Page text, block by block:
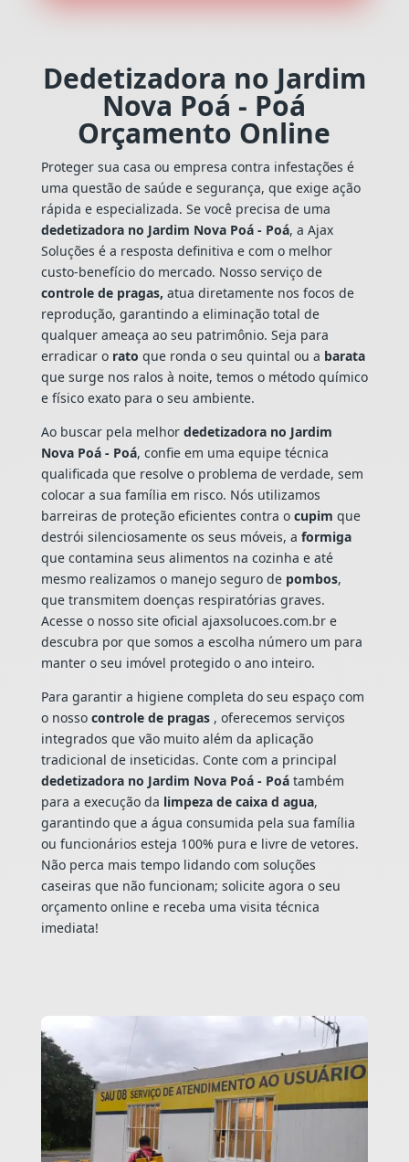
Dedetizadora no Jardim
Nova Poá - Poá
Orçamento Online
Proteger sua casa ou empresa contra infestações é
uma questão de saúde e segurança, que exige ação
rápida e especializada. Se você precisa de uma
dedetizadora no Jardim Nova Poá - Poá, a Ajax
Soluções é a resposta definitiva e com o melhor
custo-benefício do mercado. Nosso serviço de
controle de pragas, atua diretamente nos focos de
reprodução, garantindo a eliminação total de
qualquer ameaça ao seu patrimônio. Seja para
erradicar o rato que ronda o seu quintal ou a barata
que surge nos ralos à noite, temos o método químico
e físico exato para o seu ambiente.
Ao buscar pela melhor dedetizadora no Jardim
Nova Poá - Poá, confie em uma equipe técnica
qualificada que resolve o problema de verdade, sem
colocar a sua família em risco. Nós utilizamos
barreiras de proteção eficientes contra o cupim que
destrói silenciosamente os seus móveis, a formiga
que contamina seus alimentos na cozinha e até
mesmo realizamos o manejo seguro de pombos,
que transmitem doenças respiratórias graves.
Acesse o nosso site oficial ajaxsolucoes.com.br e
descubra por que somos a escolha número um para
manter o seu imóvel protegido o ano inteiro.
Para garantir a higiene completa do seu espaço com
o nosso controle de pragas , oferecemos serviços
integrados que vão muito além da aplicação
tradicional de inseticidas. Conte com a principal
dedetizadora no Jardim Nova Poá - Poátambém
para a execução da limpeza de caixa d agua,
garantindo que a água consumida pela sua família
ou funcionários esteja 100% pura e livre de vetores.
Não perca mais tempo lidando com soluções
caseiras que não funcionam; solicite agora o seu
orçamento online e receba uma visita técnica
imediata!